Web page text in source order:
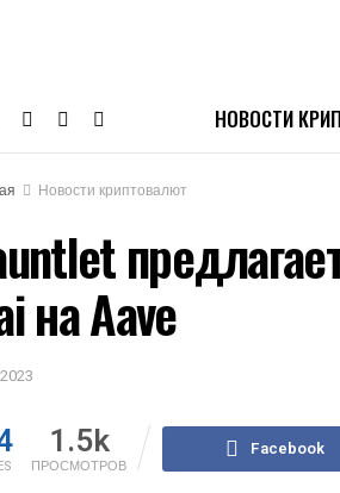
НОВОСТИ
Новости криптовалют
на Aave
1.5k
ПРОСМОТРОВ
Facebook